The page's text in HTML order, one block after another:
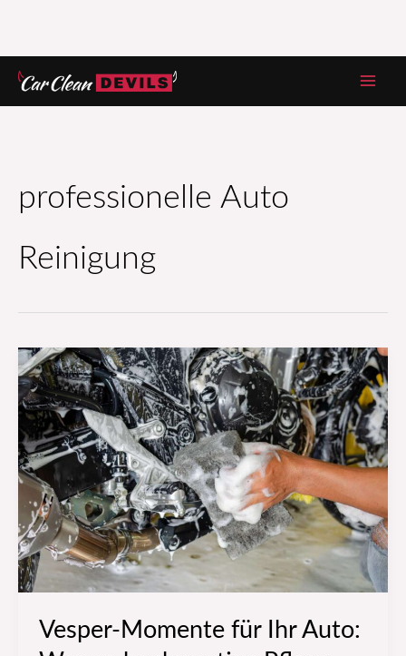
Zum
Inhalt
professionelle Auto
Reinigung
Vesper-Momente für Ihr Auto:
Vesper-
Momente
für
Ihr
Auto:
Warum
hochwertige
Pflege
mehr
nur